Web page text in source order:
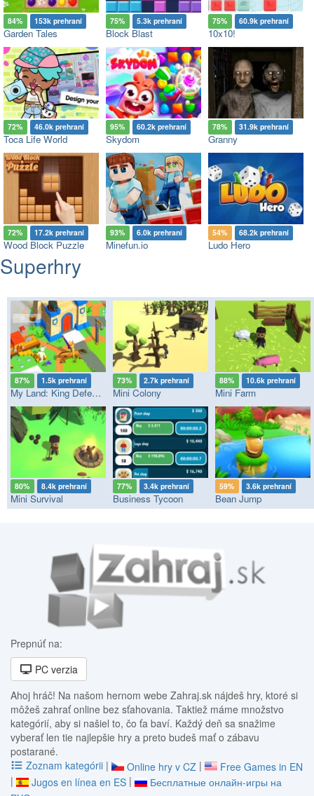
84% 153k prehraní
Garden Tales
75% 5.3k prehraní
Block Blast
75% 60.9k prehraní
10x10!
72% 46.0k prehraní
Toca Life World
95% 60.2k prehraní
Skydom
78% 31.9k prehraní
Granny
72% 17.2k prehraní
Wood Block Puzzle
93% 6.0k prehraní
Minefun.io
54% 68.2k prehraní
Ludo Hero
Superhry
87% 1.5k prehraní
My Land: King Defender
73% 2.7k prehraní
Mini Colony
88% 10.6k prehraní
Mini Farm
80% 8.4k prehraní
Mini Survival
77% 3.4k prehraní
Business Tycoon
59% 3.6k prehraní
Bean Jump
Prepnúť na:
PC verzia
Ahoj hráč! Na našom hernom webe Zahraj.sk nájdeš hry, ktoré si
môžeš zahrať online bez sťahovania. Taktiež máme množstvo
kategórií, aby si našiel to, čo ťa baví. Každý deň sa snažime
vyberať len tie najlepšie hry a preto budeš mať o zábavu
postarané.
Zoznam kategórii | Online hry v CZ |
Free Games in EN
|
Jugos en línea en ES |
Бесплатные онлайн-игры на